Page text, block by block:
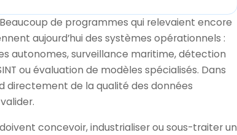
de programmes qui relevaient encore
aujourd’hui des systèmes opérationnels :
autonomes, surveillance maritime, détection
ou évaluation de modèles spécialisés. Dans
directement de la qualité des données
concevoir, industrialiser ou sous-traiter un